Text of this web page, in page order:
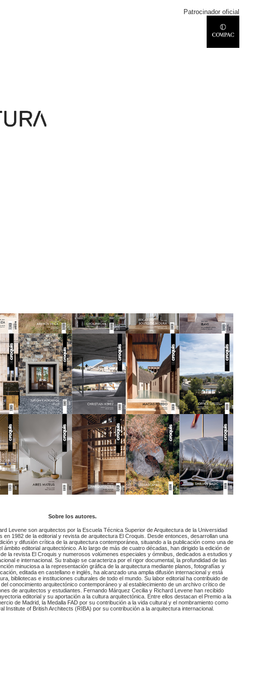
Patrocinador oficial
Sobre los autores.
Levene son arquitectos por la Escuela Técnica Superior de Arquitectura de la Universidad
en 1982 de la editorial y revista de arquitectura El Croquis. Desde entonces, desarrollan una
y difusión crítica de la arquitectura contemporánea, situando a la publicación como una de
ámbito editorial arquitectónico. A lo largo de más de cuatro décadas, han dirigido la edición de
la revista El Croquis y numerosos volúmenes especiales y ómnibus, dedicados a estudios y
e internacional. Su trabajo se caracteriza por el rigor documental, la profundidad de las
minuciosa a la representación gráfica de la arquitectura mediante planos, fotografías y
editada en castellano e inglés, ha alcanzado una amplia difusión internacional y está
bibliotecas e instituciones culturales de todo el mundo. Su labor editorial ha contribuido de
conocimiento arquitectónico contemporáneo y al establecimiento de un archivo crítico de
de arquitectos y estudiantes. Fernando Márquez Cecilia y Richard Levene han recibido
editorial y su aportación a la cultura arquitectónica. Entre ellos destacan el Premio a la
de Madrid, la Medalla FAD por su contribución a la vida cultural y el nombramiento como
Institute of British Architects (RIBA) por su contribución a la arquitectura internacional.